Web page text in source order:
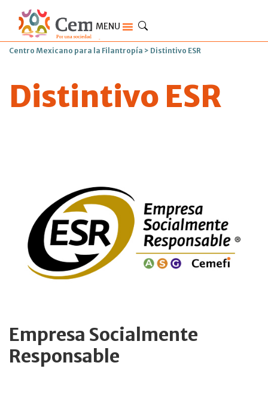
MENU
Centro Mexicano para la Filantropía > Distintivo ESR
Distintivo ESR
Empresa Socialmente
Responsable